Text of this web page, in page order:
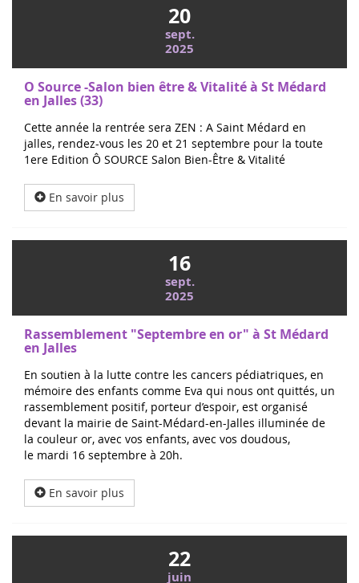
20
sept.
2025
O Source -Salon bien être & Vitalité à St Médard
en Jalles (33)
Cette année la rentrée sera ZEN : A Saint Médard en
jalles, rendez-vous les 20 et 21 septembre pour la toute
1ere Edition Ô SOURCE Salon Bien-Être & Vitalité
En savoir plus
16
sept.
2025
Rassemblement "Septembre en or" à St Médard
en Jalles
En soutien à la lutte contre les cancers pédiatriques, en
mémoire des enfants comme Eva qui nous ont quittés, un
rassemblement positif, porteur d’espoir, est organisé
devant la mairie de Saint-Médard-en-Jalles illuminée de
la couleur or, avec vos enfants, avec vos doudous,
le mardi 16 septembre à 20h.
En savoir plus
22
juin